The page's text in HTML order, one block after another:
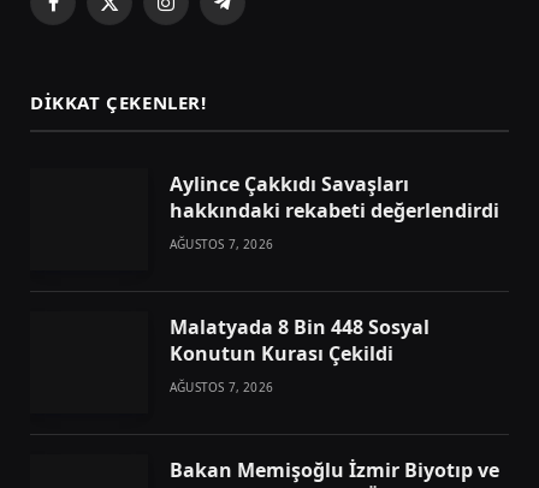
Facebook
X
InstagramTelegram
DIKKAT ÇEKENLER!
Aylince Çakkıdı Savaşları
hakkındaki rekabeti değerlendirdi
AĞUSTOS 7, 2026
Malatyada 8 Bin 448 Sosyal
Konutun Kurası Çekildi
AĞUSTOS 7, 2026
Bakan Memişoğlu İzmir Biyotıp ve